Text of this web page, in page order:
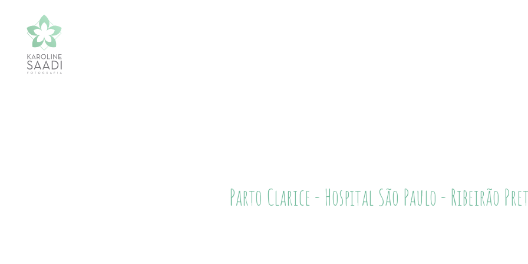
Parto Clarice - Hospital São Paulo - Ribeirão